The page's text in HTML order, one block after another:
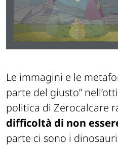
Le immagini e le
parte del giusto”
politica di Zerocalcare
difficoltà di non
parte ci sono i